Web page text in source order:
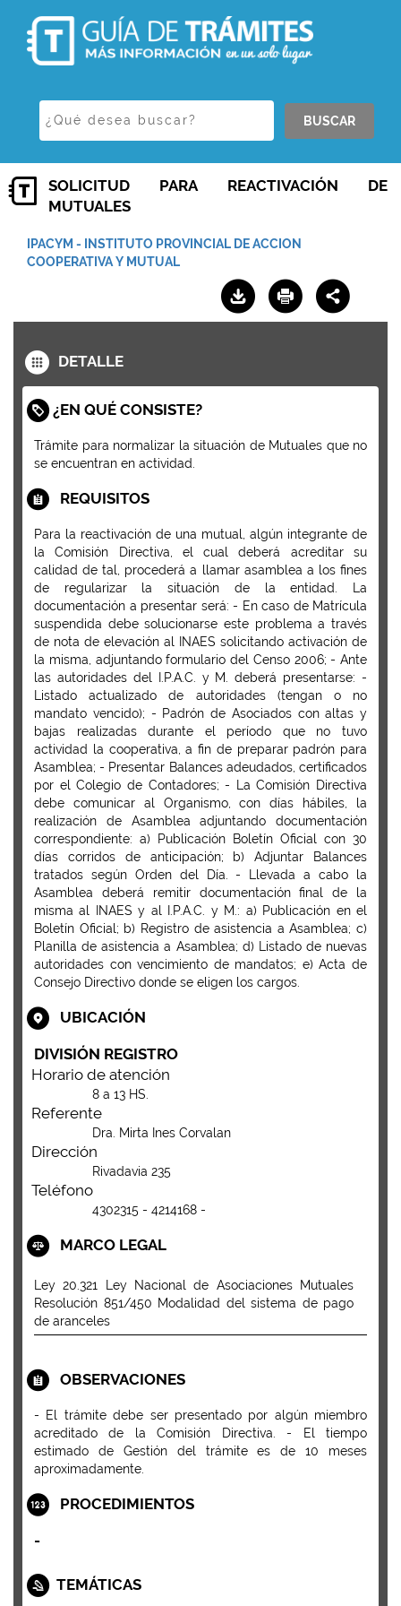
BUSCAR
SOLICITUD PARA REACTIVACIÓN DE
MUTUALES
IPACYM - INSTITUTO PROVINCIAL DE ACCION
COOPERATIVA Y MUTUAL
DETALLE
¿EN QUÉ CONSISTE?
Trámite para normalizar la situación de Mutuales que no
se encuentran en actividad.
REQUISITOS
Para la reactivación de una mutual, algún integrante de
la Comisión Directiva, el cual deberá acreditar su
calidad de tal, procederá a llamar asamblea a los fines
de regularizar la situación de la entidad. La
documentación a presentar será: - En caso de Matrícula
suspendida debe solucionarse este problema a través
de nota de elevación al INAES solicitando activación de
la misma, adjuntando formulario del Censo 2006; - Ante
las autoridades del I.P.A.C. y M. deberá presentarse: -
Listado actualizado de autoridades (tengan o no
mandato vencido); - Padrón de Asociados con altas y
bajas realizadas durante el período que no tuvo
actividad la cooperativa, a fin de preparar padrón para
Asamblea; - Presentar Balances adeudados, certificados
por el Colegio de Contadores; - La Comisión Directiva
debe comunicar al Organismo, con días hábiles, la
realización de Asamblea adjuntando documentación
correspondiente: a) Publicación Boletín Oficial con 30
días corridos de anticipación; b) Adjuntar Balances
tratados según Orden del Día. - Llevada a cabo la
Asamblea deberá remitir documentación final de la
misma al INAES y al I.P.A.C. y M.: a) Publicación en el
Boletín Oficial; b) Registro de asistencia a Asamblea; c)
Planilla de asistencia a Asamblea; d) Listado de nuevas
autoridades con vencimiento de mandatos; e) Acta de
Consejo Directivo donde se eligen los cargos.
UBICACIÓN
DIVISIÓN REGISTRO
Horario de atención
8 a 13 HS.
Referente
Dra. Mirta Ines Corvalan
Dirección
Rivadavia 235
Teléfono
4302315 - 4214168 -
MARCO LEGAL
Ley 20.321 Ley Nacional de Asociaciones Mutuales
Resolución 851/450 Modalidad del sistema de pago
de aranceles
OBSERVACIONES
- El trámite debe ser presentado por algún miembro
acreditado de la Comisión Directiva. - El tiempo
estimado de Gestión del trámite es de 10 meses
aproximadamente.
PROCEDIMIENTOS
-
TEMÁTICAS